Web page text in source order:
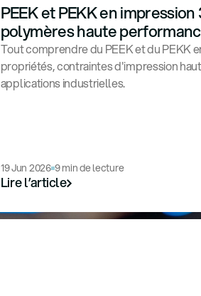
PEEK et PEKK en impression
polymères haute
Tout comprendre du PEEK et du PEKK
propriétés, contraintes d'impression
applications industrielles.
19 Jun 2026 9 min de lecture
Lire l’article